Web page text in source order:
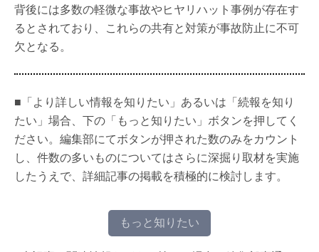
背後には多数の軽微な事故やヒヤリハット事例が存在す
るとされており、これらの共有と対策が事故防止に不可
欠となる。
■「より詳しい情報を知りたい」あるいは「続報を知り
たい」場合、下の「もっと知りたい」ボタンを押してく
ださい。編集部にてボタンが押された数のみをカウント
し、件数の多いものについてはさらに深掘り取材を実施
したうえで、詳細記事の掲載を積極的に検討します。
もっと知りたい